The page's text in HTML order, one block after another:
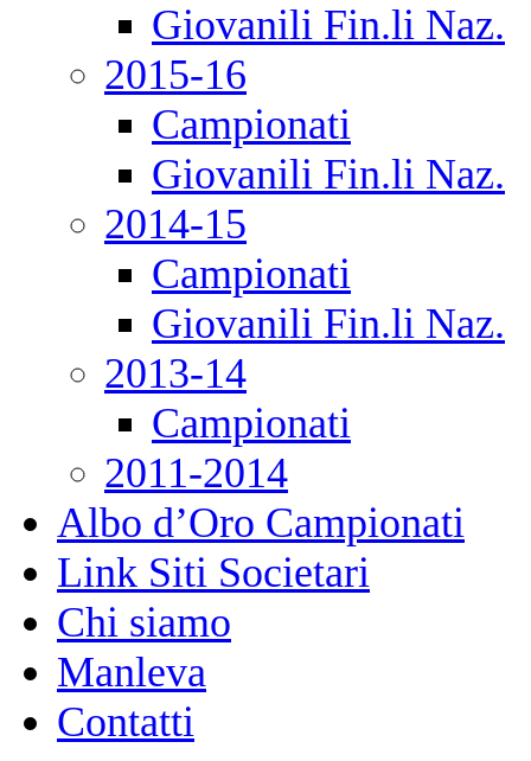
Giovanili Fin.li Naz.
2015-16
Campionati
Giovanili Fin.li Naz.
2014-15
Campionati
Giovanili Fin.li Naz.
2013-14
Campionati
2011-2014
Albo d’Oro Campionati
Link Siti Societari
Chi siamo
Manleva
Contatti